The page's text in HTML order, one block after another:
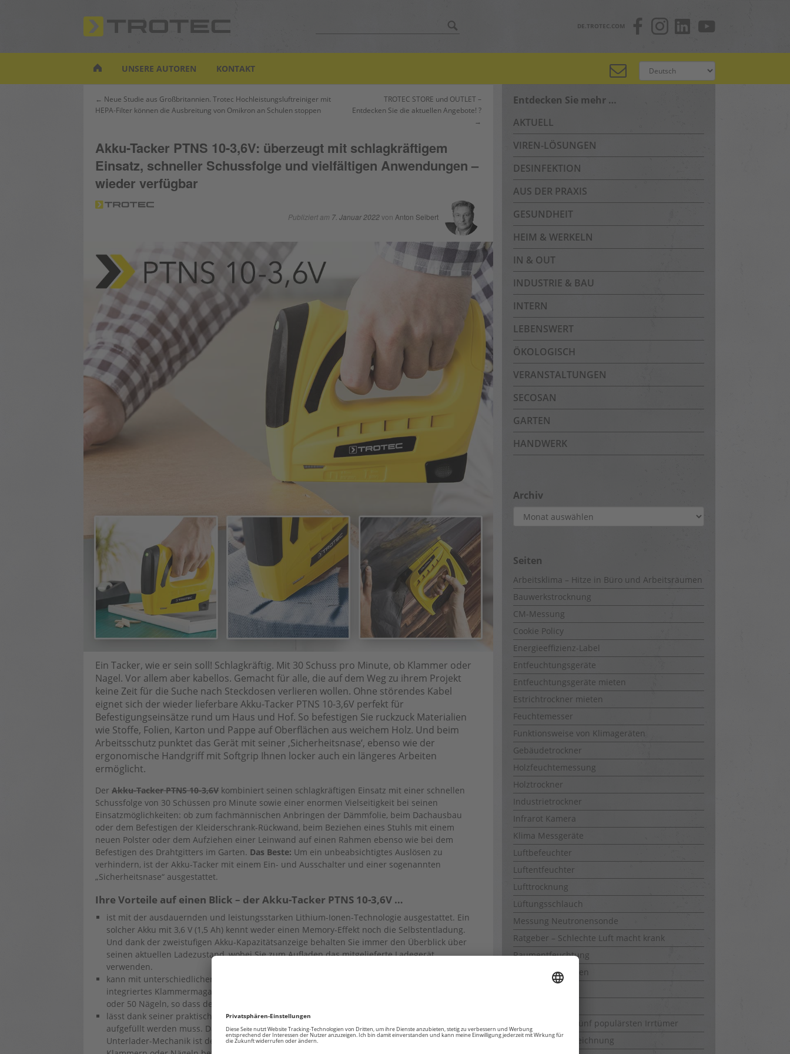
m
DE.TROTEC.COM
UNSERE AUTOREN KONTAKT
Beitrags-
Navigation
← Neue Studie aus Großbritannien. Trotec Hochleistungsluftreiniger mit
HEPA-Filter können die Ausbreitung von Omikron an Schulen stoppen
TROTEC STORE und OUTLET –
Entdecken Sie die aktuellen Angebote! ?
→
Akku-Tacker PTNS 10-3,6V: überzeugt mit schlagkräftigem
Einsatz, schneller Schussfolge und vielfältigen Anwendungen –
wieder verfügbar
Publiziert am 7. Januar 2022von Anton Seibert
Ein Tacker, wie er sein soll! Schlagkräftig. Mit 30 Schuss pro Minute, ob Klammer oder
Nagel. Vor allem aber kabellos. Gemacht für alle, die auf dem Weg zu ihrem Projekt
keine Zeit für die Suche nach Steckdosen verlieren wollen. Ohne störendes Kabel
eignet sich der wieder lieferbare Akku-Tacker PTNS 10-3,6V perfekt für
Befestigungseinsätze rund um Haus und Hof. So befestigen Sie ruckzuck Materialien
wie Stoffe, Folien, Karton und Pappe auf Oberflächen aus weichem Holz. Und beim
Arbeitsschutz punktet das Gerät mit seiner ‚Sicherheitsnase‘, ebenso wie der
ergonomische Handgriff mit Softgrip Ihnen locker auch ein längeres Arbeiten
ermöglicht.
Der Akku-Tacker PTNS 10-3,6V kombiniert seinen schlagkräftigen Einsatz mit einer schnellen
Schussfolge von 30 Schüssen pro Minute sowie einer enormen Vielseitigkeit bei seinen
Einsatzmöglichkeiten: ob zum fachmännischen Anbringen der Dämmfolie, beim Dachausbau
oder dem Befestigen der Kleiderschrank-Rückwand, beim Beziehen eines Stuhls mit einem
neuen Polster oder dem Aufziehen einer Leinwand auf einen Rahmen ebenso wie bei dem
Befestigen des Drahtgitters im Garten. Das Beste: Um ein unbeabsichtigtes Auslösen zu
verhindern, ist der Akku-Tacker mit einem Ein- und Ausschalter und einer sogenannten
„Sicherheitsnase“ ausgestattet.
Ihre Vorteile auf einen Blick – der Akku-Tacker PTNS 10-3,6V …
ist mit der ausdauernden und leistungsstarken Lithium-Ionen-Technologie ausgestattet. Ein
solcher Akku mit 3,6 V (1,5 Ah) kennt weder einen Memory-Effekt noch die Selbstentladung.
Und dank der zweistufigen Akku-Kapazitätsanzeige behalten Sie immer den Überblick über
seinen aktuellen Ladezustand, wobei Sie zum Aufladen das mitgelieferte Ladegerät
verwenden.
kann mit unterschiedlichen Klammerlängen und Materialarten bestückt werden: Sein
integriertes Klammermagazin ermöglicht wahlweise den Einsatz von bis zu 100 Klammern
oder 50 Nägeln, so dass der Tacker an die verschiedenen Aufgaben angepasst werden kann.
lässt dank seiner praktischen Füllstandsanzeige auf einen Blick erkennen, wann das Magazin
aufgefüllt werden muss. Das Nachladen oder Wechseln von Klammern und Nägeln mit der
Unterlader-Mechanik ist denkbar einfach: Werkzeug umdrehen, Magazin öffnen, mit
Entdecken Sie mehr …
AKTUELL
VIREN-LÖSUNGEN
DESINFEKTION
AUS DER PRAXIS
GESUNDHEIT
HEIM & WERKELN
IN & OUT
INDUSTRIE & BAU
INTERN
LEBENSWERT
ÖKOLOGISCH
VERANSTALTUNGEN
SECOSAN
GARTEN
HANDWERK
Archiv
Archiv
Seiten
Arbeitsklima – Hitze in Büro und Arbeitsräumen
Bauwerkstrocknung
CM-Messung
Cookie Policy
Energieeffizienz-Label
Entfeuchtungsgeräte
Entfeuchtungsgeräte mieten
Estrichtrockner mieten
Feuchtemesser
Funktionsweise von Klimageräten
Gebäudetrockner
Holzfeuchtemessung
Holztrockner
Industrietrockner
Infrarot Kamera
Klima Messgeräte
Luftbefeuchter
Luftentfeuchter
Lufttrocknung
Lüftungsschlauch
Messung Neutronensonde
Ratgeber – Schlechte Luft macht krank
Raumentfeuchtung
Raumklimaanlagen
Schimmel – die fünf populärsten Irrtümer
Temperaturaufzeichnung